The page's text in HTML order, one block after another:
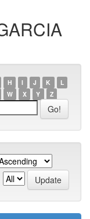
H I J K
L
W X Y Z